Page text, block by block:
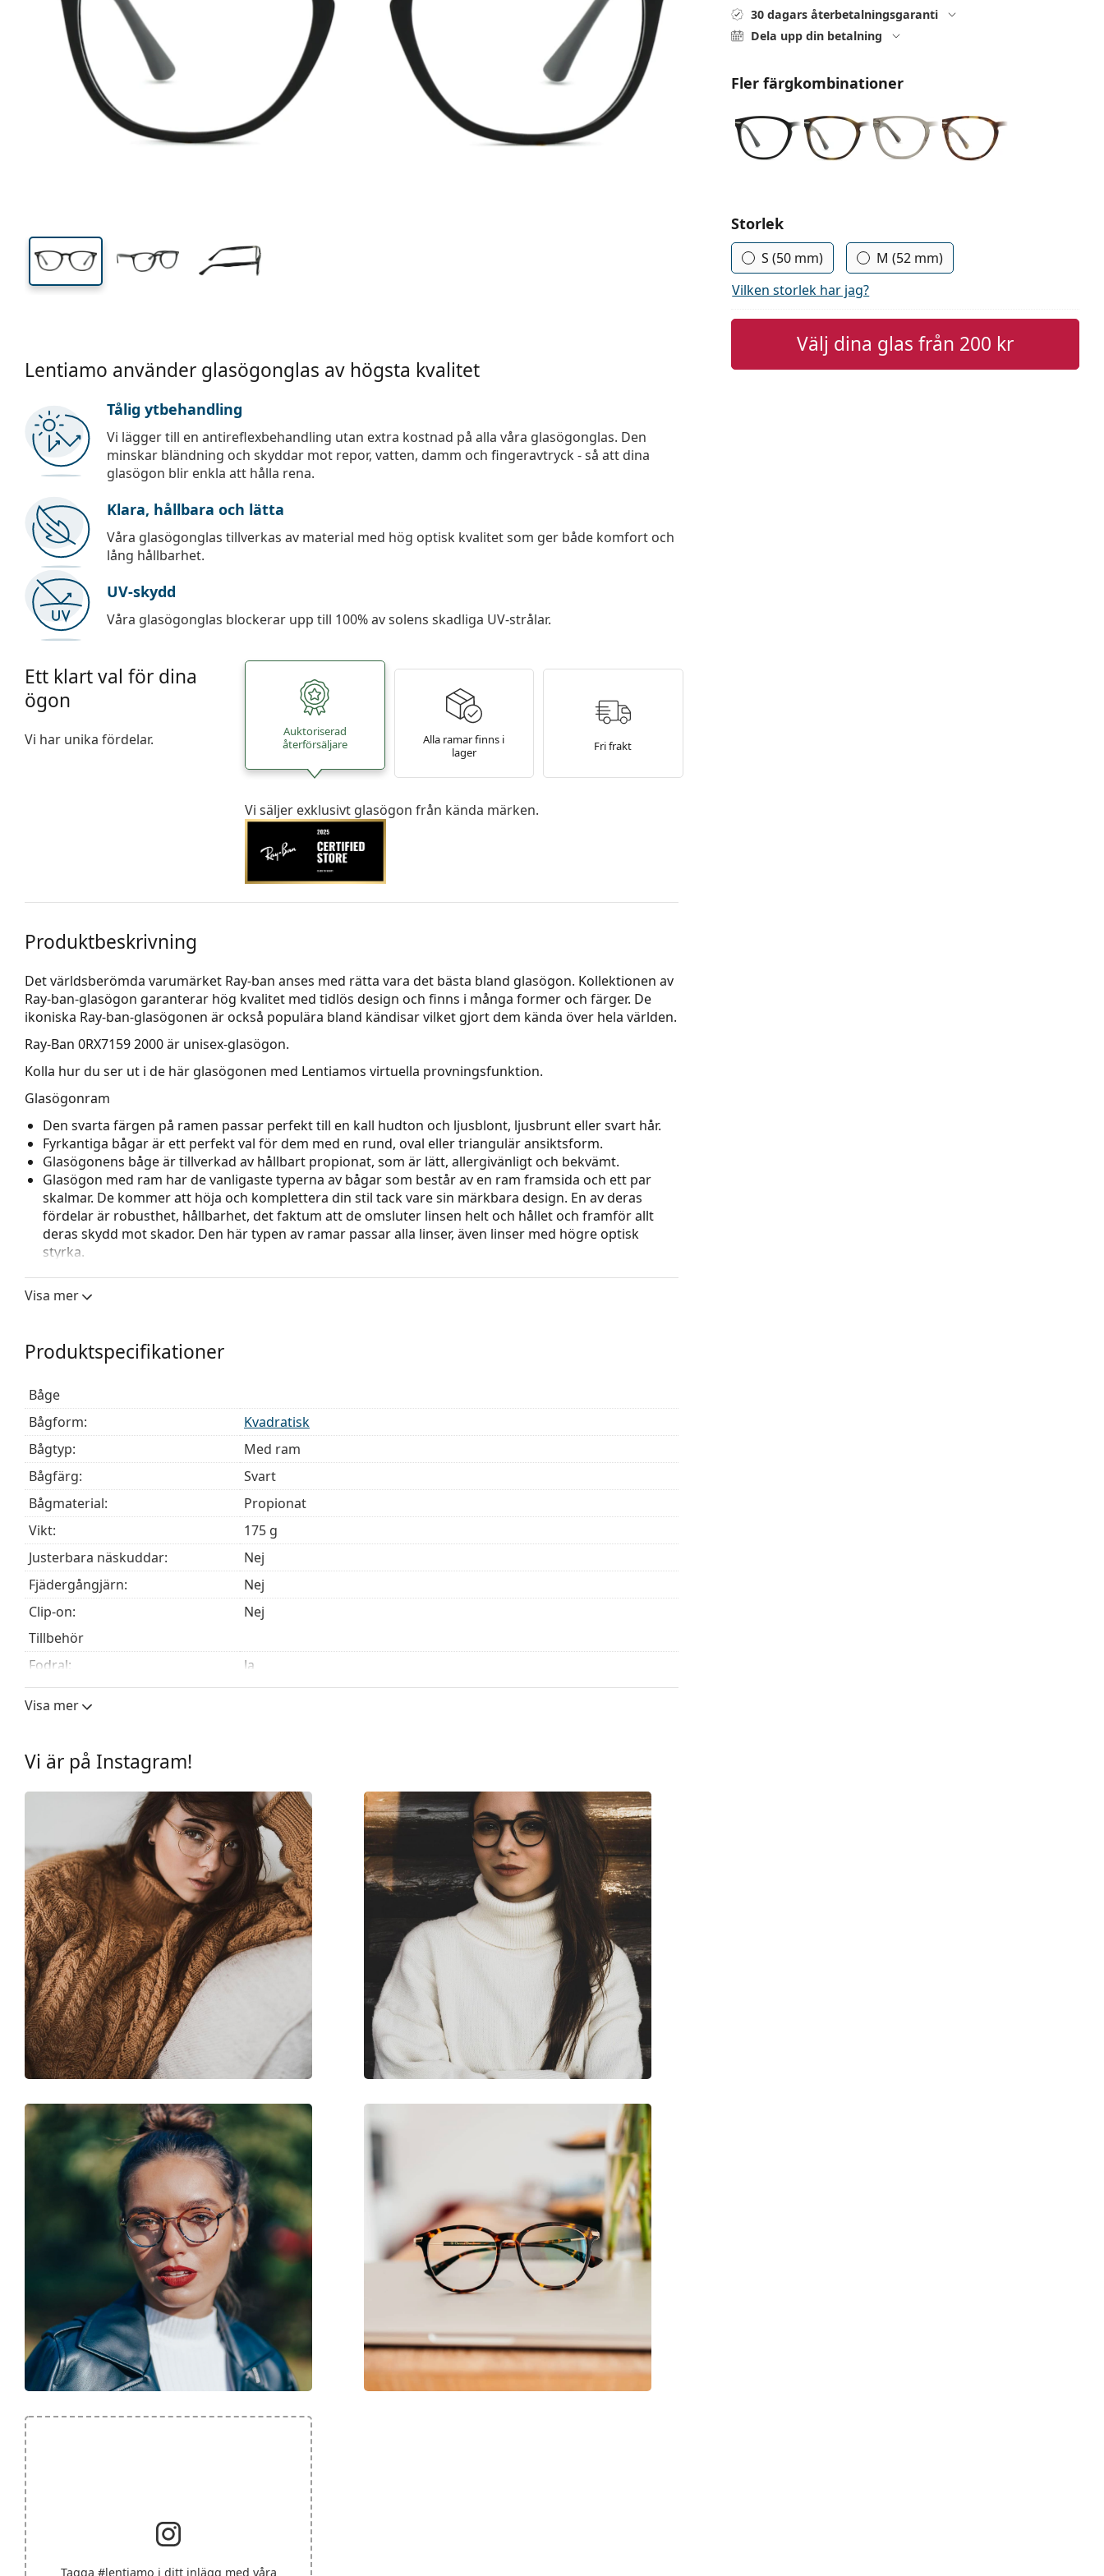
30 dagars återbetalningsgaranti
Dela upp din betalning
Fler färgkombinationer
Välj parametrar
Storlek
S (50 mm)
M (52 mm)
Vilken storlek har jag?
Välj dina glas från 200 kr
Lentiamo använder glasögonglas av högsta kvalitet
Tålig ytbehandling
Vi lägger till en antireflexbehandling utan extra kostnad på alla våra glasögonglas. Den
minskar bländning och skyddar mot repor, vatten, damm och fingeravtryck - så att dina
glasögon blir enkla att hålla rena.
Klara, hållbara och lätta
Våra glasögonglas tillverkas av material med hög optisk kvalitet som ger både komfort och
lång hållbarhet.
UV-skydd
Våra glasögonglas blockerar upp till 100% av solens skadliga UV-strålar.
Ett klart val för dina
ögon
Vi har unika fördelar.
Auktoriserad
återförsäljare
Alla ramar finns i
lager
Fri frakt
Vi säljer exklusivt glasögon från kända märken.
Produktbeskrivning
Det världsberömda varumärket Ray-ban anses med rätta vara det bästa bland glasögon. Kollektionen av
Ray-ban-glasögon garanterar hög kvalitet med tidlös design och finns i många former och färger. De
ikoniska Ray-ban-glasögonen är också populära bland kändisar vilket gjort dem kända över hela världen.
Ray-Ban 0RX7159 2000är unisex-glasögon.
Kolla hur du ser ut i de här glasögonen med Lentiamos virtuella provningsfunktion.
Glasögonram
Den svarta färgen på ramen passar perfekt till en kall hudton och ljusblont, ljusbrunt eller svart hår.
Fyrkantiga bågar är ett perfekt val för dem med en rund, oval eller triangulär ansiktsform.
Glasögonens båge är tillverkad av hållbart propionat, som är lätt, allergivänligt och bekvämt.
Glasögon med ram har de vanligaste typerna av bågar som består av en ram framsida och ett par
skalmar. De kommer att höja och komplettera din stil tack vare sin märkbara design. En av deras
fördelar är robusthet, hållbarhet, det faktum att de omsluter linsen helt och hållet och framför allt
deras skydd mot skador. Den här typen av ramar passar alla linser, även linser med högre optisk
styrka.
Tillbehör
Vi levererar glasögonen i sitt originalfodral. Fodralets färg och utformning kan variera.
modeller kan komma med en tygpåse i stället för en putsduk.
Upptäck hela
behöver hjälp med att välja ditt par.
Detta är en medicinteknisk produkt. Läs instruktionerna före användning
Visa mer
Produktspecifikationer
Båge
Bågform:
Kvadratisk
Bågtyp:
Med ram
Bågfärg:
Svart
Bågmaterial:
Propionat
Vikt:
175 g
Justerbara näskuddar:
Nej
Fjädergångjärn:
Nej
Clip-on:
Nej
Tillbehör
Fodral:
Ja
Putsduk:
Ja
Kategori:
Ray-Ban
Visa mer
Vi är på Instagram!
Tagga #lentiamo i ditt inlägg med våra